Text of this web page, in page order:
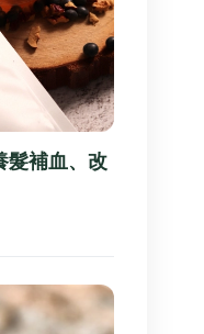
髮補血、改